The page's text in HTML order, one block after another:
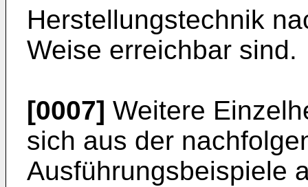
Herstellungstechnik
Weise erreichbar sind.
[0007] Weitere
sich aus der
Ausführungsbei­spiele